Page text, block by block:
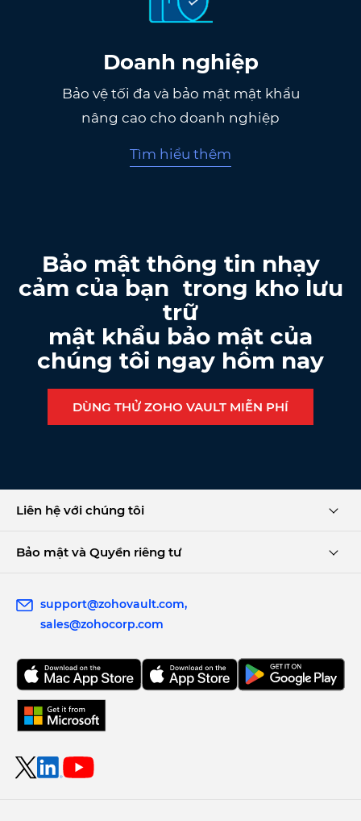
Doanh nghiệp
Bảo vệ tối đa và bảo mật mật khẩu
nâng cao cho doanh nghiệp
Tìm hiểu thêm
Bảo mật thông tin nhạy
cảm của bạn trong kho lưu
trữ
mật khẩu bảo mật của
chúng tôi ngay hôm nay
DÙNG THỬ ZOHO VAULT MIỄN PHÍ
Liên hệ với chúng tôi
Bảo mật và Quyền riêng tư
support@zohovault.com
sales@zohocorp.com